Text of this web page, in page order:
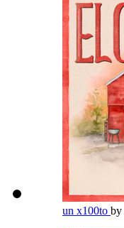
un x100to by